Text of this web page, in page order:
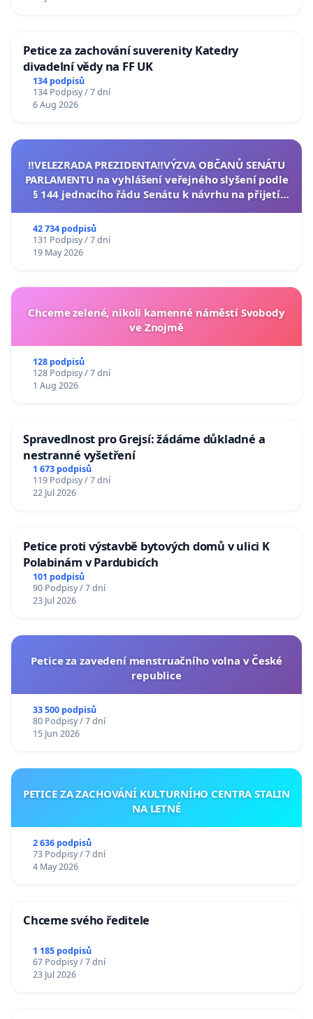
Petice za zachování suverenity Katedry
divadelní vědy na FF UK
134 podpisů
134 Podpisy / 7 dní
6 Aug 2026
‼️VELEZRADA PREZIDENTA‼️VÝZVA OBČANŮ SENÁTU
PARLAMENTU na vyhlášení veřejného slyšení podle
§ 144 jednacího řádu Senátu k návrhu na přijetí
42 734 podpisů
131 Podpisy / 7 dní
19 May 2026
Chceme zelené, nikoli kamenné náměstí Svobody
ve Znojmě
128 podpisů
128 Podpisy / 7 dní
1 Aug 2026
Spravedlnost pro Grejsí: žádáme důkladné a
nestranné vyšetření
1 673 podpisů
119 Podpisy / 7 dní
22 Jul 2026
Petice proti výstavbě bytových domů v ulici K
Polabinám v Pardubicích
101 podpisů
90 Podpisy / 7 dní
23 Jul 2026
Petice za zavedení menstruačního volna v České
republice
33 500 podpisů
80 Podpisy / 7 dní
15 Jun 2026
PETICE ZA ZACHOVÁNÍ KULTURNÍHO CENTRA STALIN
NA LETNÉ
2 636 podpisů
73 Podpisy / 7 dní
4 May 2026
Chceme svého ředitele
1 185 podpisů
67 Podpisy / 7 dní
23 Jul 2026